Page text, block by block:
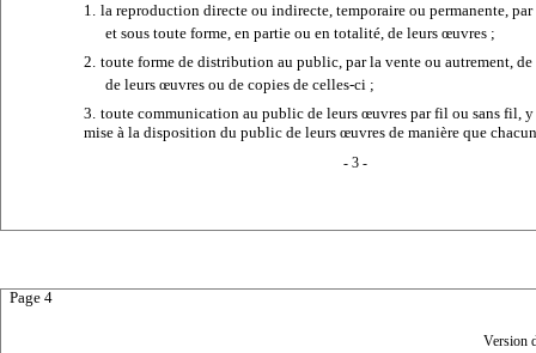
1. la reproduction directe ou indirecte, temporaire ou permanente,
et sous toute forme, en partie ou en totalité, de leurs œuvres ;
2. toute forme de distribution au public, par la vente ou autrement,
de leurs œuvres ou de copies de celles-ci ;
3. toute communication au public de leurs œuvres par fil ou sans fil,
mise à la disposition du public de leurs œuvres de manière que
- 3 -
Page 4
Version